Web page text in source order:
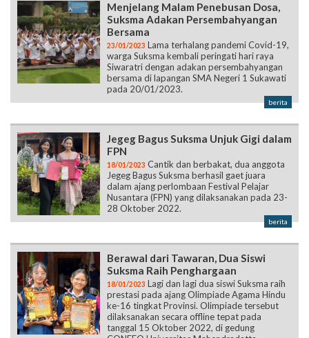
Menjelang Malam Penebusan Dosa,
Suksma Adakan Persembahyangan
Bersama
23/01/2023 Lama terhalang pandemi Covid-19,
warga Suksma kembali peringati hari raya
Siwaratri dengan adakan persembahyangan
bersama di lapangan SMA Negeri 1 Sukawati
pada 20/01/2023.
berita
Jegeg Bagus Suksma Unjuk Gigi dalam
FPN
18/01/2023 Cantik dan berbakat, dua anggota
Jegeg Bagus Suksma berhasil gaet juara
dalam ajang perlombaan Festival Pelajar
Nusantara (FPN) yang dilaksanakan pada 23-
28 Oktober 2022.
berita
Berawal dari Tawaran, Dua Siswi
Suksma Raih Penghargaan
18/01/2023 Lagi dan lagi dua siswi Suksma raih
prestasi pada ajang Olimpiade Agama Hindu
ke-16 tingkat Provinsi. Olimpiade tersebut
dilaksanakan secara offline tepat pada
tanggal 15 Oktober 2022, di gedung